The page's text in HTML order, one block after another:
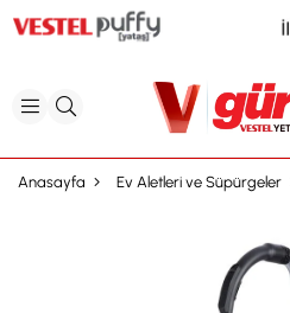
Anasayfa Ev Aletleri ve Süpürgeler